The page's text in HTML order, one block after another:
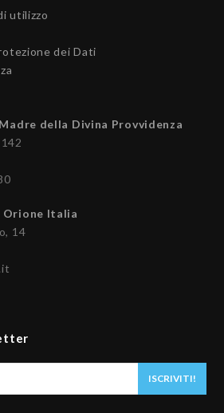
utilizzo
dei Dati
della Divina Provvidenza
Orione Italia
14
ISCRIVITI!